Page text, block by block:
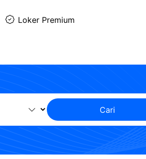
Loker Premium
Cari